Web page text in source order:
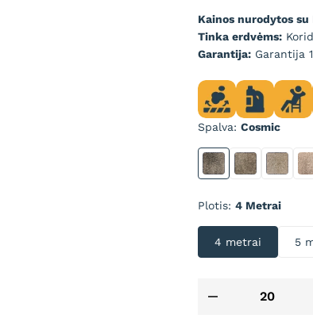
Kainos nurodytos su
Tinka erdvėms:
Garantija: Garantija
Spalva Cosmic
CosmicDECEDANT
Plotis 4 Metrai
4 metrai 5